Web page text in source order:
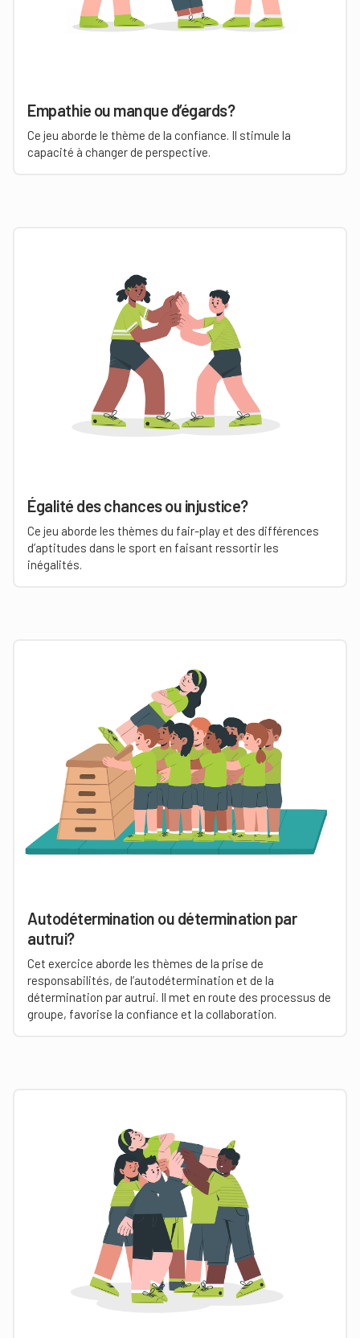
Empathie ou manque d’égards?
Ce jeu aborde le thème de la confiance. Il stimule la
capacité à changer de perspective.
Égalité des chances ou injustice?
Ce jeu aborde les thèmes du fair-play et des différences
d’aptitudes dans le sport en faisant ressortir les
inégalités.
Autodétermination ou détermination par
autrui?
Cet exercice aborde les thèmes de la prise de
responsabilités, de l’autodétermination et de la
détermination par autrui. Il met en route des processus de
groupe, favorise la confiance et la collaboration.